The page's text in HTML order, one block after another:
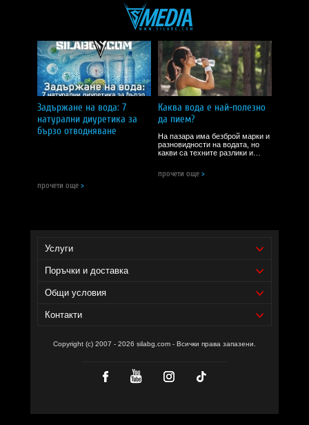
Консумират се по 1 таблетка, 2 пъти дневно. Не дразнят стомаха,
не оставят лош вкус в устата, не покачват апетита!
Задържане на вода: 7
натурални диуретика за
бързо отводняване
прочети още >
Каква вода е най-полезно
да пием?
На пазара има безброй марки и
разновидности на водата, но
какви са техните разлики и
вода, изворна вода и трапезна
прочети още >
Услуги
Поръчки и доставка
Общи условия
Контакти
Copyright (c) 2007 - 2026 silabg.com - Всички права запазени.